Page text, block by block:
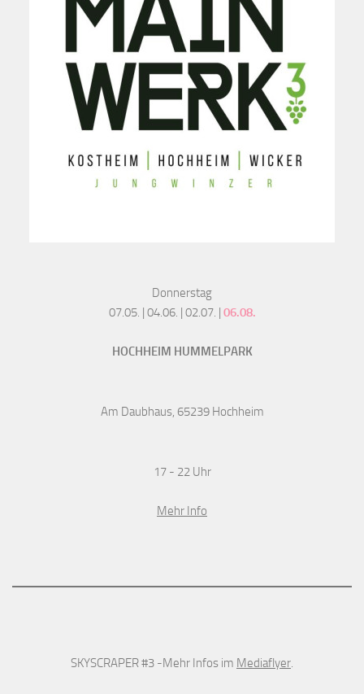
Donnerstag
07.05. | 04.06. | 02.07. | 06.08.
HOCHHEIM HUMMELPARK
Am Daubhaus, 65239 Hochheim
17 - 22 Uhr
Mehr Info
SKYSCRAPER #3 -Mehr Infos im Mediaflyer.